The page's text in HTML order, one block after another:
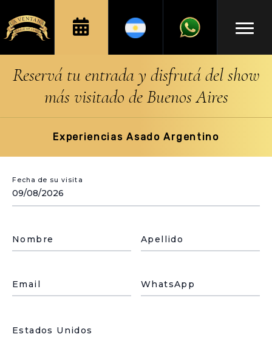
Reservá tu entrada y disfrutá del show
más visitado de Buenos Aires
Experiencias Asado Argentino
Fecha de su visita
Nombre Apellido
Email WhatsApp
País de residencia